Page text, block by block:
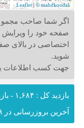
Leaflet| © mahdkoodak
اگر شما صاحب
صفحه خود را ویرایش
اختصاصی در بالای
شوید.
جهت کسب اطلاعات
بازدید کل : ۱,۶۸۴ - بازدید امروز : ۲
آخرین بروزرسانی در ۹ مهر ۱۳۹۹